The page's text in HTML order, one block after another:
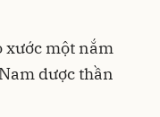
xước một nắm
dược thần